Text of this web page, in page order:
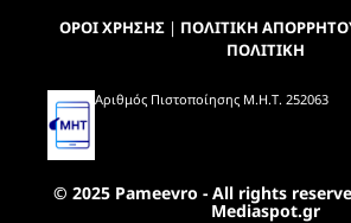
ΟΡΟΙ ΧΡΗΣΗΣ| ΠΟΛΙΤΙΚΗ
ΠΟΛΙΤΙΚΗ
Αριθμός Πιστοποίησης Μ.Η.Τ. 252063
© 2025 Pameevro - All rights
Mediaspot.gr